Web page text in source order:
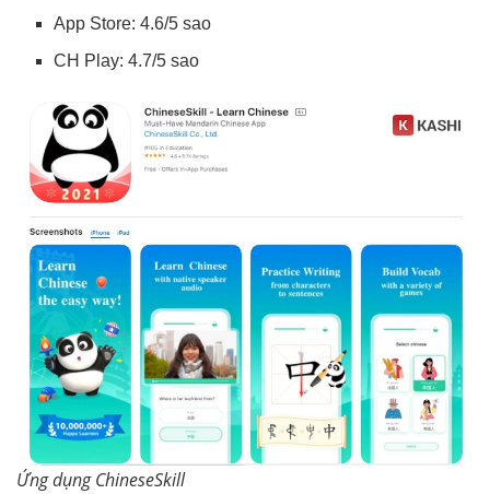
App Store: 4.6/5 sao
CH Play: 4.7/5 sao
Ứng dụng ChineseSkill